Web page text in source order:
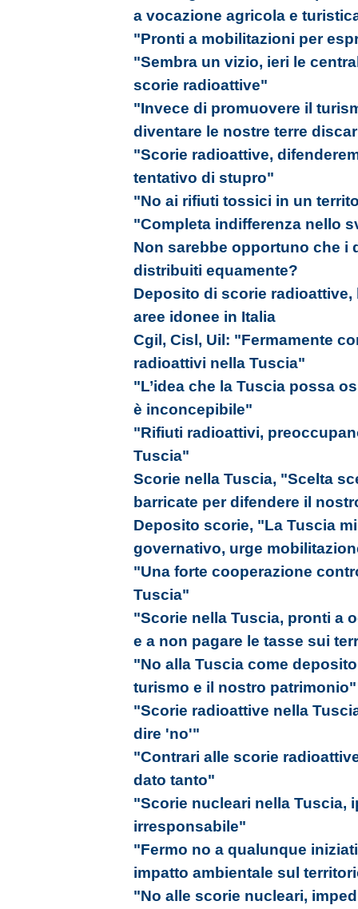
a vocazione agricola e
"Pronti a mobilitazioni per
"Sembra un vizio, ieri le
scorie radioattive"
"Invece di promuovere il
diventare le nostre terre
"Scorie radioattive,
tentativo di stupro"
"No ai rifiuti tossici in un
"Completa indifferenza nello
Non sarebbe opportuno che i
distribuiti equamente?
Deposito di scorie
aree idonee in Italia
Cgil, Cisl, Uil: "Fermamente
radioattivi nella Tuscia"
"L’idea che la Tuscia possa
è inconcepibile"
"Rifiuti radioattivi,
Tuscia"
Scorie nella Tuscia, "Scelta
barricate per difendere il
Deposito scorie, "La Tuscia
governativo, urge
"Una forte cooperazione
Tuscia"
"Scorie nella Tuscia, pronti a
e a non pagare le tasse sui
"No alla Tuscia come
turismo e il nostro patrimonio"
"Scorie radioattive nella
dire 'no'"
"Contrari alle scorie
dato tanto"
"Scorie nucleari nella Tuscia,
irresponsabile"
"Fermo no a qualunque
impatto ambientale sul
"No alle scorie nucleari,